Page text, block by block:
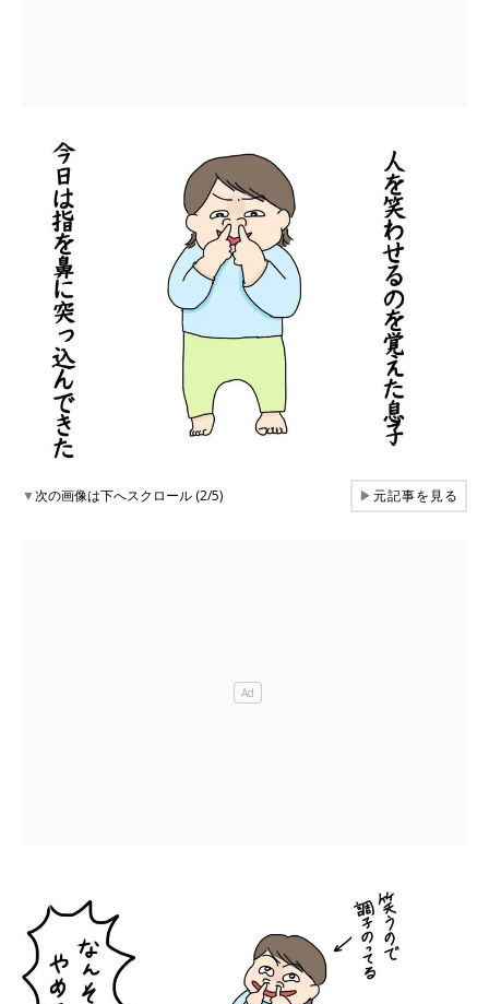
▼次の画像は下へスクロール (2/5) ▶元記事を見る